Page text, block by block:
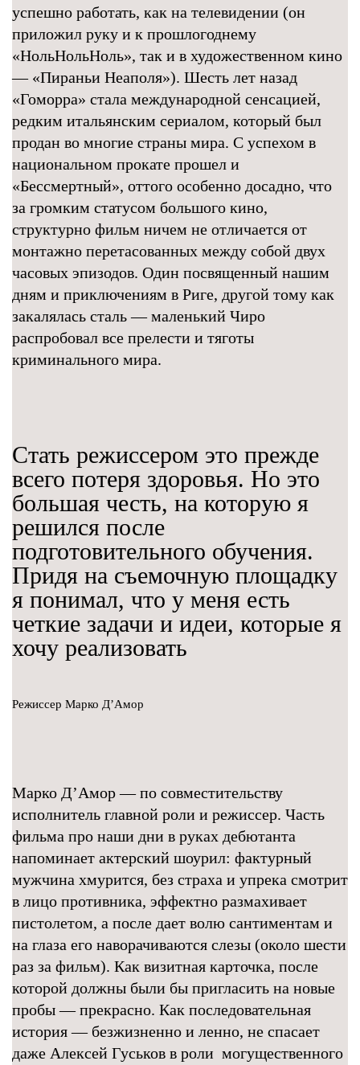
успешно работать, как на телевидении (он
приложил руку и к прошлогоднему
«НольНольНоль», так и в художественном кино
— «Пираньи Неаполя»). Шесть лет назад
«Гоморра» стала международной сенсацией,
редким итальянским сериалом, который был
продан во многие страны мира. С успехом в
национальном прокате прошел и
«Бессмертный», оттого особенно досадно, что
за громким статусом большого кино,
структурно фильм ничем не отличается от
монтажно перетасованных между собой двух
часовых эпизодов. Один посвященный нашим
дням и приключениям в Риге, другой тому как
закалялась сталь — маленький Чиро
распробовал все прелести и тяготы
криминального мира.
Стать режиссером это прежде
всего потеря здоровья. Но это
большая честь, на которую я
решился после
подготовительного обучения.
Придя на съемочную площадку
я понимал, что у меня есть
четкие задачи и идеи, которые я
хочу реализовать
Режиссер Марко Д’Амор
Марко Д’Амор — по совместительству
исполнитель главной роли и режиссер. Часть
фильма про наши дни в руках дебютанта
напоминает актерский шоурил: фактурный
мужчина хмурится, без страха и упрека смотрит
в лицо противника, эффектно размахивает
пистолетом, а после дает волю сантиментам и
на глаза его наворачиваются слезы (около шести
раз за фильм). Как визитная карточка, после
которой должны были бы пригласить на новые
пробы — прекрасно. Как последовательная
история — безжизненно и ленно, не спасает
даже Алексей Гуськов в роли могущественного